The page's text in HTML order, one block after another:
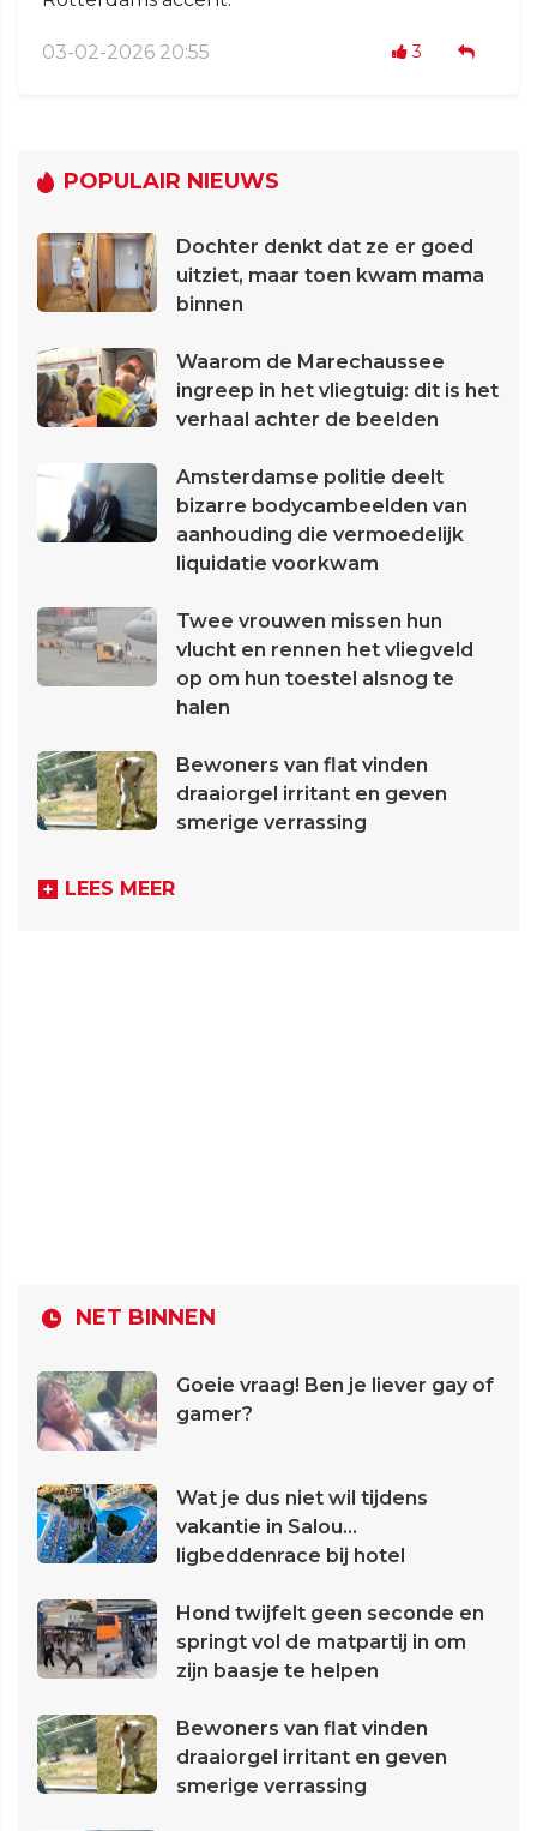
03-02-2026 20:55 3
POPULAIR NIEUWS
Dochter denkt dat ze er goed
uitziet, maar toen kwam mama
binnen
Waarom de Marechaussee
ingreep in het vliegtuig: dit is het
verhaal achter de beelden
Amsterdamse politie deelt
bizarre bodycambeelden van
aanhouding die vermoedelijk
liquidatie voorkwam
Twee vrouwen missen hun
vlucht en rennen het vliegveld
op om hun toestel alsnog te
halen
Bewoners van flat vinden
draaiorgel irritant en geven
smerige verrassing
LEES MEER
NET BINNEN
Goeie vraag! Ben je liever gay of
gamer?
Wat je dus niet wil tijdens
vakantie in Salou...
ligbeddenrace bij hotel
Hond twijfelt geen seconde en
springt vol de matpartij in om
zijn baasje te helpen
Bewoners van flat vinden
draaiorgel irritant en geven
smerige verrassing